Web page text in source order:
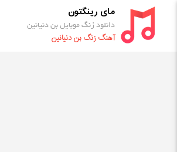
مای رینگتون
دانلود زنگ موبایل بن دنیانین
آهنگ زنگ بن دنیانین